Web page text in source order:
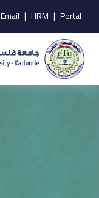
Portal
|
HRM
|
Email